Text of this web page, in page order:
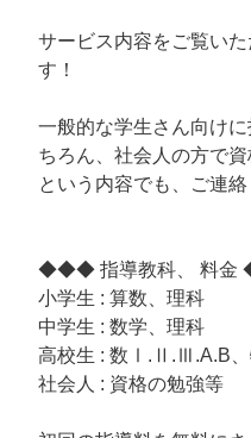
サービス内容をご覧い
す！
一般的な学生さん向け
ちろん、社会人の方で
という内容でも、ご連絡
◆◆◆ 指導教科、 料
小学生 : 算数、理科
中学生 : 数学、理科
高校生 : 数Ⅰ.Ⅱ.Ⅲ.A.B、
社会人 : 資格の勉強等